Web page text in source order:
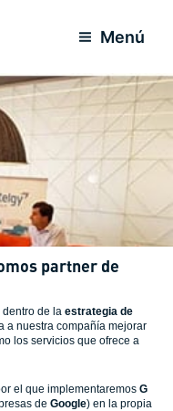
Menú
partner de
dentro de la estrategia de
a nuestra compañía mejorar
los servicios que ofrece a
el que implementaremos G
de Google) en la propia